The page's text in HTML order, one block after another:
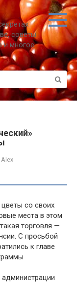
советы
и многое
Alex
со своих
места в этом
торговля —
С просьбой
к главе
администрации